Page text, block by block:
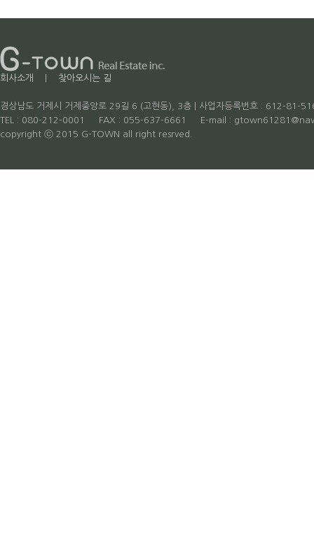
회사소개 찾아오시는 길
경상남도 거제시 거제중앙로 29길 6 (고현동), 3층 | 사업자등록번호 : 612-81-
TEL : 080-212-0001 FAX : 055-637-6661 E-mail :
copyright ⓒ 2015 G-TOWN all right resrved.